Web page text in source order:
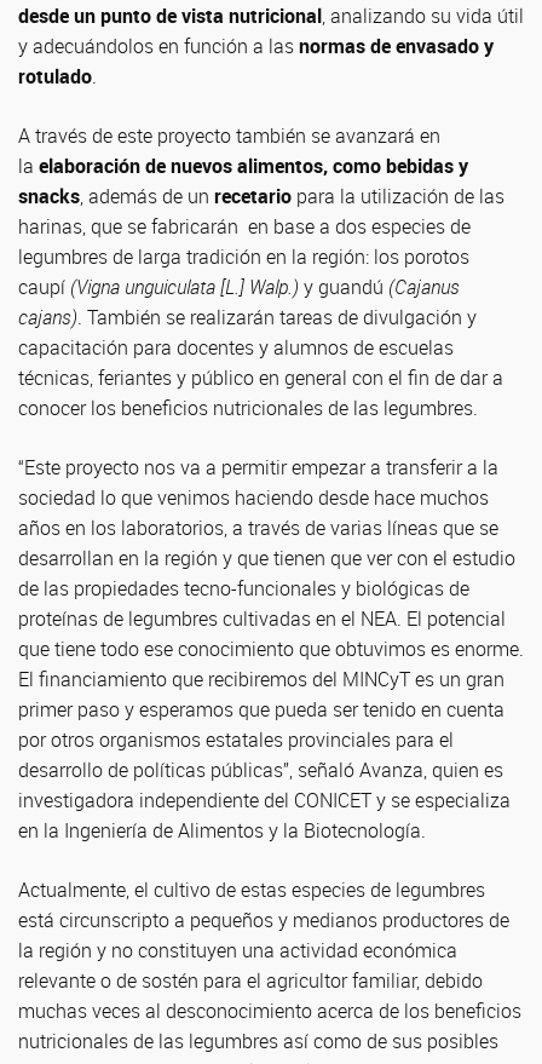
desde un punto de vista nutricional, analizando su vida útil
y adecuándolos en función a lasnormas de envasado y
rotulado.
A través de este proyecto también se avanzará en
la elaboración de nuevos alimentos, como bebidas y
snacks, además de un recetario para la utilización de las
harinas, que se fabricarán en base a dos especies de
legumbres de larga tradición en la región: los porotos
caupí (Vigna unguiculata [L.] Walp.) y guandú (Cajanus
cajans). También se realizarán tareas de divulgación y
capacitación para docentes y alumnos de escuelas
técnicas, feriantes y público en general con el fin de dar a
conocer los beneficios nutricionales de las legumbres.
“Este proyecto nos va a permitir empezar a transferir a la
sociedad lo que venimos haciendo desde hace muchos
años en los laboratorios, a través de varias líneas que se
desarrollan en la región y que tienen que ver con el estudio
de las propiedades tecno-funcionales y biológicas de
proteínas de legumbres cultivadas en el NEA. El potencial
que tiene todo ese conocimiento que obtuvimos es enorme.
El financiamiento que recibiremos del MINCyT es un gran
primer paso y esperamos que pueda ser tenido en cuenta
por otros organismos estatales provinciales para el
desarrollo de políticas públicas”, señaló Avanza, quien es
investigadora independiente del CONICET y se especializa
en la Ingeniería de Alimentos y la Biotecnología.
Actualmente, el cultivo de estas especies de legumbres
está circunscripto a pequeños y medianos productores de
la región y no constituyen una actividad económica
relevante o de sostén para el agricultor familiar, debido
muchas veces al desconocimiento acerca de los beneficios
nutricionales de las legumbres así como de sus posibles